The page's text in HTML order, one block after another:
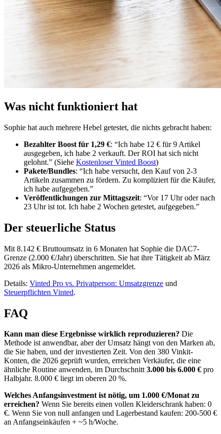
Was nicht funktioniert hat
Sophie hat auch mehrere Hebel getestet, die nichts gebracht haben:
Bezahlter Boost für 1,29 €: “Ich habe 12 € für 9 Artikel
ausgegeben, ich habe 2 verkauft. Der ROI hat sich nicht
gelohnt.” (Siehe Kostenloser Vinted Boost)
Pakete/Bundles: “Ich habe versucht, den Kauf von 2-3
Artikeln zusammen zu fördern. Zu kompliziert für die Käufer,
ich habe aufgegeben.”
Veröffentlichungen zur Mittagszeit: “Vor 17 Uhr oder nach
23 Uhr ist tot. Ich habe 2 Wochen getestet, aufgegeben.”
Der steuerliche Status
Mit 8.142 € Bruttoumsatz in 6 Monaten hat Sophie die DAC7-
Grenze (2.000 €/Jahr) überschritten. Sie hat ihre Tätigkeit ab März
2026 als Mikro-Unternehmen angemeldet.
Details: Vinted Pro vs. Privatperson: Umsatzgrenze und
Steuerpflichten Vinted.
FAQ
Kann man diese Ergebnisse wirklich reproduzieren? Die
Methode ist anwendbar, aber der Umsatz hängt von den Marken ab,
die Sie haben, und der investierten Zeit. Von den 380 Vinkit-
Konten, die 2026 geprüft wurden, erreichen Verkäufer, die eine
ähnliche Routine anwenden, im Durchschnitt3.000 bis 6.000 € pro
Halbjahr. 8.000 € liegt im oberen 20 %.
Welches Anfangsinvestment ist nötig, um 1.000 €/Monat zu
erreichen? Wenn Sie bereits einen vollen Kleiderschrank haben: 0
€. Wenn Sie von null anfangen und Lagerbestand kaufen: 200-500 €
an Anfangseinkäufen + ~5 h/Woche.